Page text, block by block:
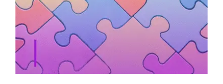
Le livre Mieux se connaître pour bien
m’orienter